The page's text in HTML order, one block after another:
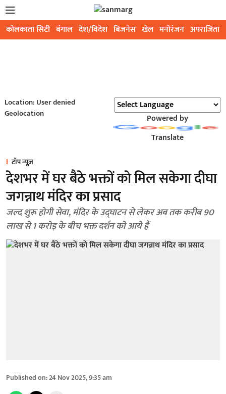
कोलकाता सिटी बंगाल देश/विदेश बिजनेस खेल मनोरंजन अपराजिता
Location: User denied
Geolocation
Powered by
Translate
टॉप न्यूज़
देशभर में घर बैठे भक्तों काे मिल सकेगा दीघा
जगन्नाथ मंदिर का प्रसाद
जल्द शुरू होगी सेवा, मंदिर के उद्घाटन से लेकर अब तक करीब 90
लाख से 1 करोड़ के बीच भक्त दर्शन को आये हैं
Published on:24 Nov 2025, 9:35 am